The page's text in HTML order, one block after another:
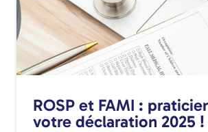
ROSP et FAMI :
votre déclaration 2025 !